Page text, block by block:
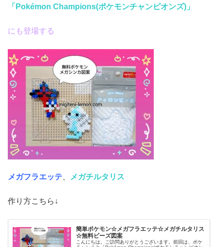
「Pokémon Champions(ポケモンチャンピオンズ)」
にも登場する
メガフラエッテ メガチルタリス
作り方こちら↓
簡単ポケモン☆メガフラエッテ☆メガチルタリス
☆無料ビーズ図案
こんにちは。ご訪問ありがとうございます。前回は、ポケ